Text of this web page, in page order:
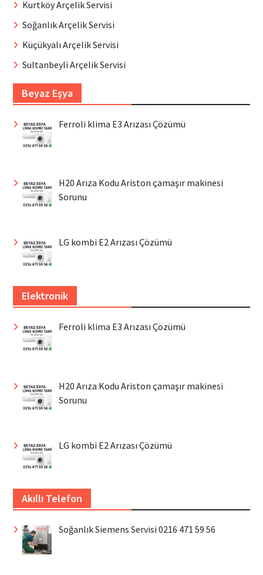
Kurtköy Arçelik Servisi
Soğanlık Arçelik Servisi
Küçükyalı Arçelik Servisi
Sultanbeyli Arçelik Servisi
Beyaz Eşya
Ferroli klima E3 Arızası Çözümü
H20 Arıza Kodu Ariston çamaşır makinesi
Sorunu
LG kombi E2 Arızası Çözümü
Elektronik
Ferroli klima E3 Arızası Çözümü
H20 Arıza Kodu Ariston çamaşır makinesi
Sorunu
LG kombi E2 Arızası Çözümü
Akıllı Telefon
Soğanlık Siemens Servisi 0216 471 59 56